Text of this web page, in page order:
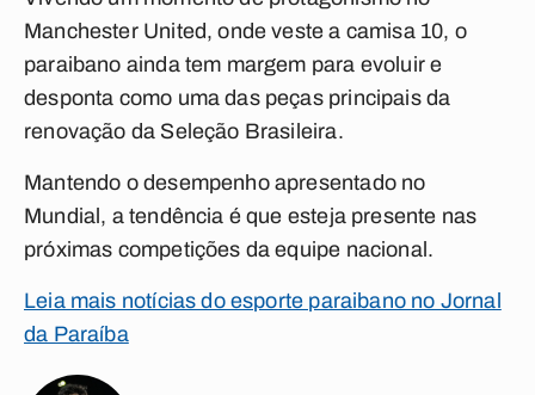
Manchester United, onde veste a camisa 10, o
paraibano ainda tem margem para evoluir e
desponta como uma das peças principais da
renovação da Seleção Brasileira.
Mantendo o desempenho apresentado no
Mundial, a tendência é que esteja presente nas
próximas competições da equipe nacional.
Leia mais notícias do esporte paraibano no Jornal
da Paraíba